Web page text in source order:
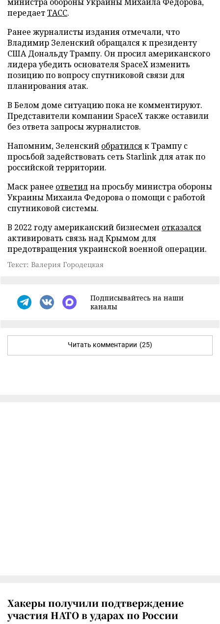
передаетТАСС.
Ранее журналисты издания отмечали, что
Владимир Зеленский обращался к президенту
США Дональду Трампу. Он просил американского
лидера убедить основателя SpaceX изменить
позицию по вопросу спутниковой связи для
планирования атак.
В Белом доме ситуацию пока не комментируют.
Представители компании SpaceX также оставили
без ответа запросы журналистов.
Напомним, Зеленский обратилсяк Трампу с
просьбой задействовать сеть Starlink для атак по
российской территории.
Маск ранее ответилна просьбу министра обороны
Украины Михаила Федорова о помощи с работой
спутниковой системы.
В 2022 году американский бизнесмен отказался
активировать связь над Крымом для
предотвращения украинской военной операции.
Текст: Валерия Городецкая
Подписывайтесь на наши
каналы
Читать комментарии (25)
Хакеры получили подтверждение
участия НАТО в ударах по России